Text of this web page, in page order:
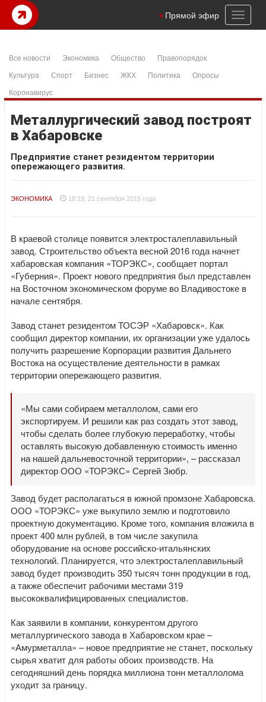
Toggle
Прямой эфир
Все новости Экономика Общество
Правопорядок
Культура
Спорт Бизнес ЖКХ Политика
Опросы
Коронавирус
Металлургический завод построят
в Хабаровске
Предприятие станет резидентом территории
опережающего развития.
ЭКОНОМИКА 18:19, 21 сентября 2015 года
В краевой столице появится электросталеплавильный
завод. Строительство объекта весной 2016 года начнет
хабаровская компания «ТОРЭКС», сообщает портал
«Губерния». Проект нового предприятия был представлен
на Восточном экономическом форуме во Владивостоке в
начале сентября.
Завод станет резидентом ТОСЭР «Хабаровск». Как
сообщил директор компании, их организации уже удалось
получить разрешение Корпорации развития Дальнего
Востока на осуществление деятельности в рамках
территории опережающего развития.
«Мы сами собираем металлолом, сами его
экспортируем. И решили как раз создать этот завод,
чтобы сделать более глубокую переработку, чтобы
оставлять высокую добавленную стоимость именно
на нашей дальневосточной территории», – рассказал
директор ООО «ТОРЭКС» Сергей Зюбр.
Завод будет располагаться в южной промзоне Хабаровска.
ООО «ТОРЭКС» уже выкупило землю и подготовило
проектную документацию. Кроме того, компания вложила в
проект 400 млн рублей, в том числе закупила
оборудование на основе российско-итальянских
технологий. Планируется, что электросталеплавильный
завод будет производить 350 тысяч тонн продукции в год,
а также обеспечит рабочими местами 319
высококвалифицированных специалистов.
Как заявили в компании, конкурентом другого
металлургического завода в Хабаровском крае –
«Амурметалла» – новое предприятие не станет, поскольку
сырья хватит для работы обоих производств. На
сегодняшний день порядка миллиона тонн металлолома
уходит за границу.